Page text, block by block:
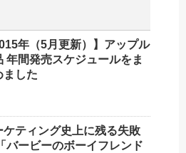
年（5月更新）】アップル
年間発売スケジュールをま
ました
ケティング史上に残る失敗
バービーのボーイフレンド